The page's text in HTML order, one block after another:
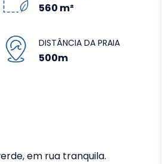
560 m²
DISTÂNCIA DA PRAIA
500m
em rua tranquila.